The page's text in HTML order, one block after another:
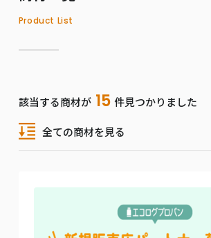
Product List
該当する商材が 15 件見つかりました
全ての商材を見る